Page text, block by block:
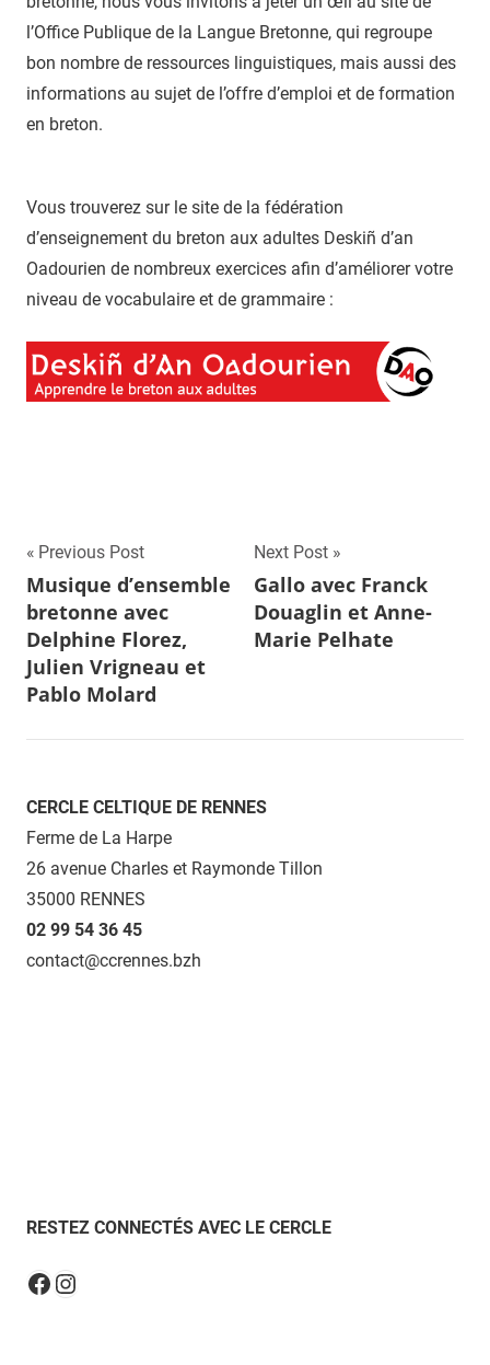
l’Office Publique de la Langue Bretonne, qui regroupe
bon nombre de ressources linguistiques, mais aussi des
informations au sujet de l’offre d’emploi et de formation
en breton.
Vous trouverez sur le site de la fédération
d’enseignement du breton aux adultes Deskiñ d’an
Oadourien de nombreux exercices afin d’améliorer votre
niveau de vocabulaire et de grammaire :
Navigation
de
l’article
Previous Post
Musique d’ensemble
bretonne avec
Delphine Florez,
Julien Vrigneau et
Pablo Molard
Next Post
Gallo avec Franck
Douaglin et Anne-
Marie Pelhate
CERCLE CELTIQUE DE RENNES
Ferme de La Harpe
26 avenue Charles et Raymonde Tillon
35000 RENNES
02 99 54 36 45
contact@ccrennes.bzh
RESTEZ CONNECTÉS AVEC LE CERCLE
Facebook
Instagram